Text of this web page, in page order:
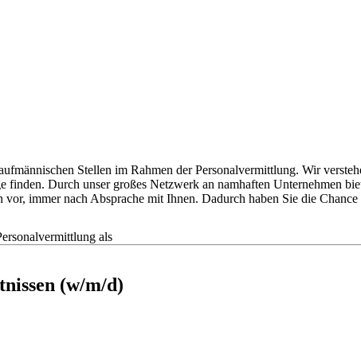
Stellen im Rahmen der Personalvermittlung. Wir
Durch unser großes Netzwerk an namhaften Unternehmen
immer nach Absprache mit Ihnen. Dadurch haben Sie die
als
(w/m/d)